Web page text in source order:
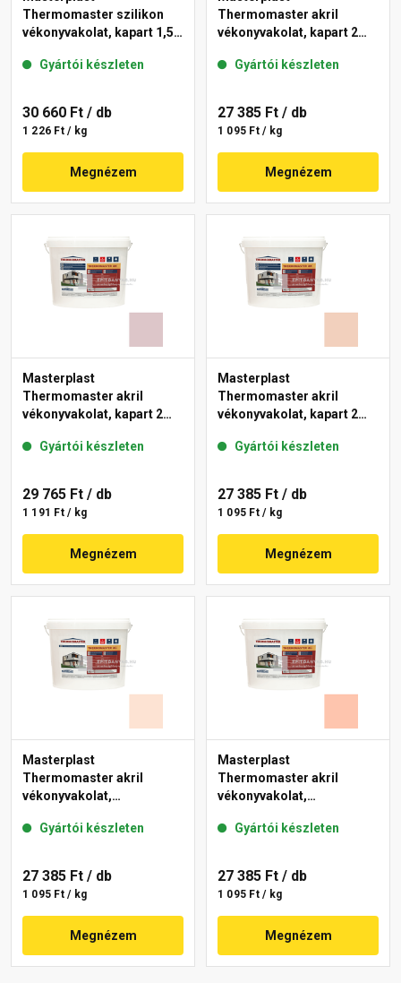
Thermomaster szilikon
vékonyvakolat, kapart 1,5
Gyártói készleten
30 660 Ft / db
1 226 Ft / kg
Megnézem
Thermomaster akril
vékonyvakolat, kapart 2
Gyártói készleten
27 385 Ft / db
1 095 Ft / kg
Megnézem
Masterplast
Thermomaster akril
vékonyvakolat, kapart 2
Gyártói készleten
29 765 Ft / db
1 191 Ft / kg
Megnézem
Masterplast
Thermomaster akril
vékonyvakolat, kapart 2
Gyártói készleten
27 385 Ft / db
1 095 Ft / kg
Megnézem
Masterplast
Thermomaster akril
vékonyvakolat,
15-F 25 kg
Gyártói készleten
27 385 Ft / db
1 095 Ft / kg
Megnézem
Masterplast
Thermomaster akril
vékonyvakolat,
16-D 25 kg
Gyártói készleten
27 385 Ft / db
1 095 Ft / kg
Megnézem